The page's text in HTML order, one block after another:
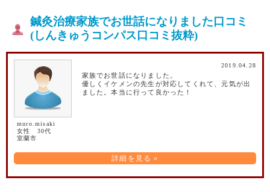
鍼灸治療家族でお世話になりました口コミ
(しんきゅうコンパス口コミ抜粋)
muro.misaki
女性 30代
室蘭市
2019.04.28
家族でお世話になりました。
優しくイケメンの先生が対応してくれて、元気が出
ました。本当に行って良かった！
詳細を見る »